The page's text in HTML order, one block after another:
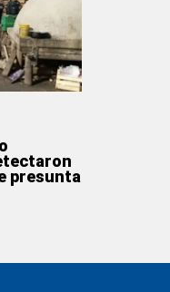
presunta